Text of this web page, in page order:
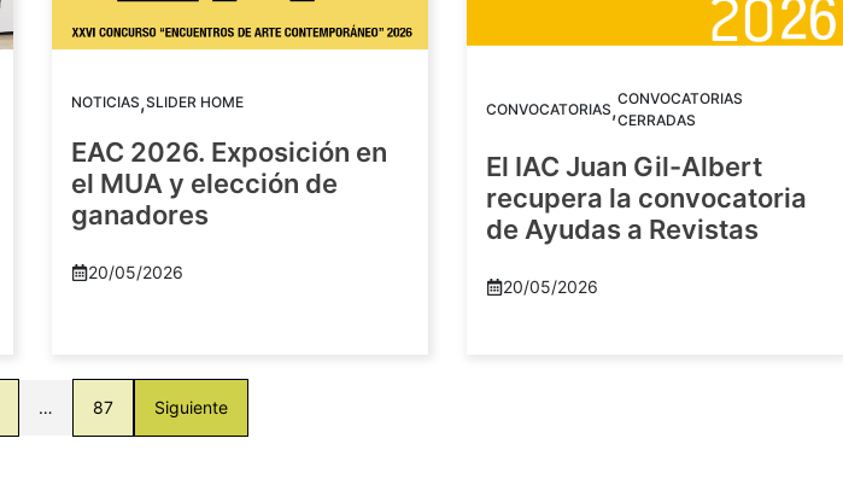
NOTICIAS,SLIDER HOME
EAC 2026. Exposición en
el MUA y elección de
ganadores
20/05/2026
CONVOCATORIAS,CONVOCATORIAS
CERRADAS
El IAC Juan Gil-Albert
recupera la convocatoria
de Ayudas a Revistas
20/05/2026
… 87 Siguiente